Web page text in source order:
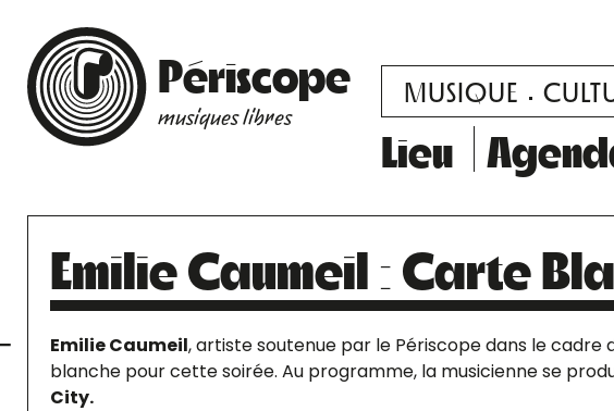
Périscope
musiques libres
MUSIQUE
Lieu
Emilie Caumeil : Carte
Emilie Caumeil, artiste soutenue par le Périscope dans le cadre
blanche pour cette soirée. Au programme, la musicienne se
City.